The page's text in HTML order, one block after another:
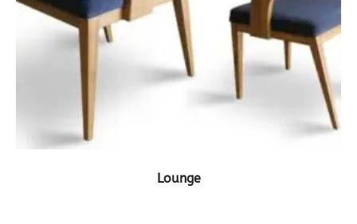
ΔΕΙΤΕ ΤΟ ΠΡΟΪΟΝ
Lounge